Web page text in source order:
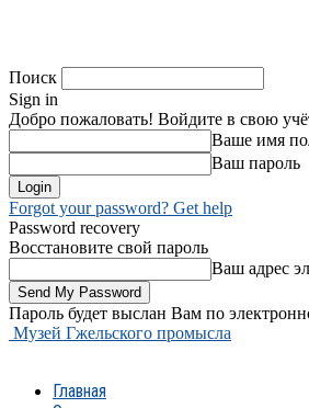
Поиск
Sign in
Добро пожаловать! Войдите в свою
Ваше имя
Ваш пароль
Forgot your password? Get help
Password recovery
Восстановите свой пароль
Ваш адрес
Пароль будет выслан Вам по
Музей Гжельского промысла
Главная